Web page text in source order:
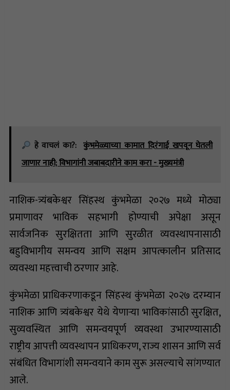
हे वाचलं का?: कुंभमेळ्याच्या कामात दिरंगाई खपवून घेतली
जाणार नाही; विभागांनी जबाबदारीने काम करा - मुख्यमंत्री
नाशिक-त्र्यंबकेश्वर सिंहस्थ कुंभमेळा २०२७ मध्ये मोठ्या
प्रमाणावर भाविक सहभागी होण्याची अपेक्षा असून
सार्वजनिक सुरक्षितता आणि सुरळीत व्यवस्थापनासाठी
बहुविभागीय समन्वय आणि सक्षम आपत्कालीन प्रतिसाद
व्यवस्था महत्त्वाची ठरणार आहे.
कुंभमेळा प्राधिकरणाकडून सिंहस्थ कुंभमेळा २०२७ दरम्यान
नाशिक आणि त्र्यंबकेश्वर येथे येणाऱ्या भाविकांसाठी सुरक्षित,
सुव्यवस्थित आणि समन्वयपूर्ण व्यवस्था उभारण्यासाठी
राष्ट्रीय आपत्ती व्यवस्थापन प्राधिकरण, राज्य शासन आणि सर्व
संबंधित विभागांशी समन्वयाने काम सुरू असल्याचे सांगण्यात
आले.